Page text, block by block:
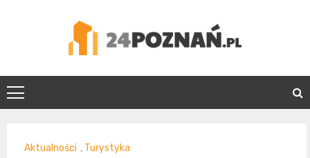
24Poznań.pl
Aktualności , Turystyka